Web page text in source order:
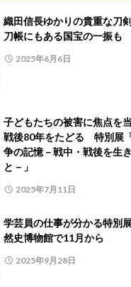
織田信長ゆかりの貴重な刀
刀帳にもある国宝の一振も
2025年6月6日
子どもたちの被害に焦点を
戦後80年をたどる 特別展
争の記憶－戦中・戦後を生
と－」
2025年7月11日
学芸員の仕事が分かる特別
然史博物館で11月から
2025年9月28日